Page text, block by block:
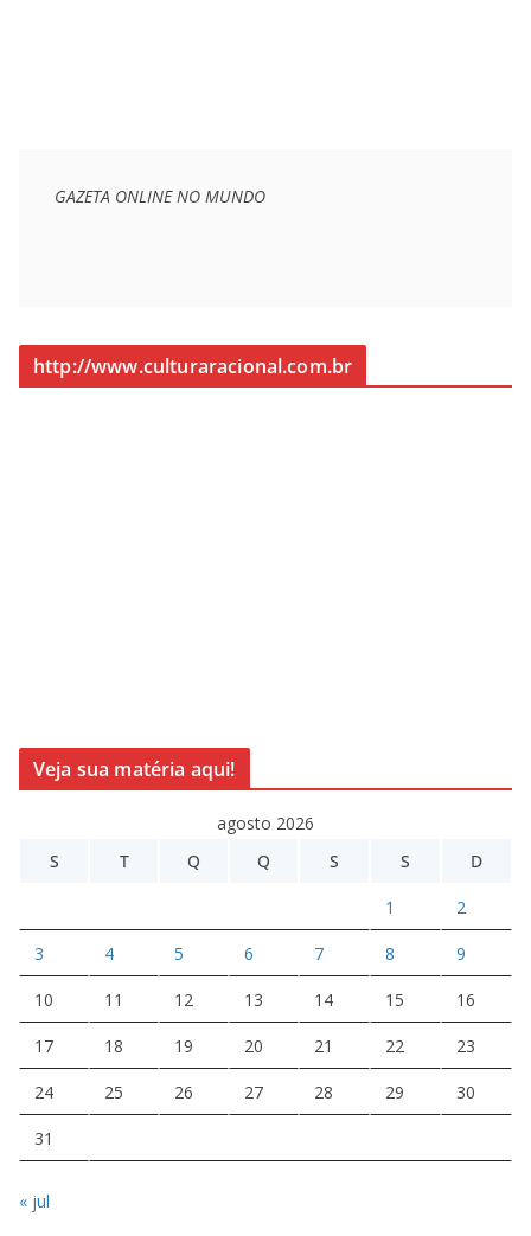
GAZETA ONLINE NO MUNDO
http://www.culturaracional.com.br
Veja sua matéria aqui!
agosto 2026
S
T Q Q S S D
1 2
3 4 5 6 7 8 9
10 11 12 13 14 15 16
17 18 19 20 21 22 23
24 25 26 27 28 29 30
31
« jul